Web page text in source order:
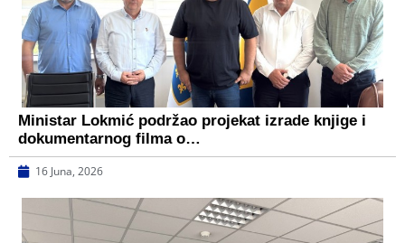
Ministar Lokmić podržao projekat izrade knjige i
dokumentarnog filma o…
16 Juna, 2026